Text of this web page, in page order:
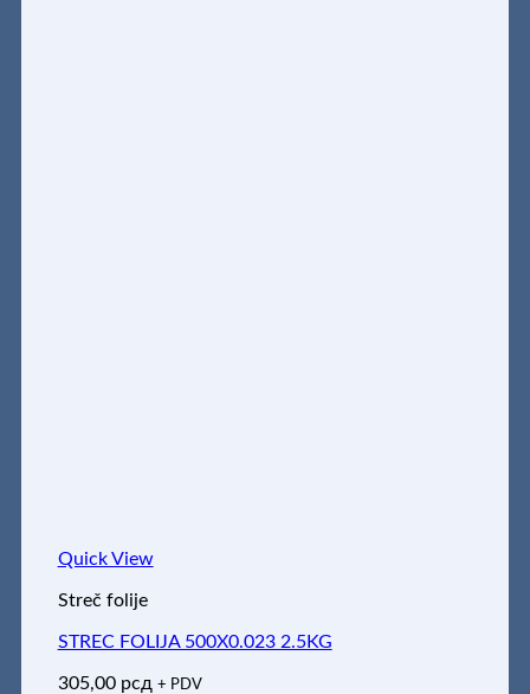
Quick View
Streč folije
STREC FOLIJA 500X0.023 2.5KG
305,00 рсд + PDV